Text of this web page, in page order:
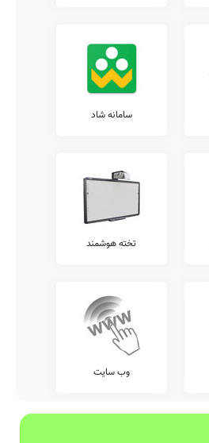
سامانه شاد
تخته هوشمند
وب سایت